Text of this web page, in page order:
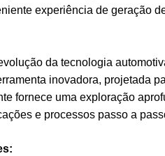
experiência de geração
da tecnologia
inovadora, projetada
fornece uma exploração
e processos passo a